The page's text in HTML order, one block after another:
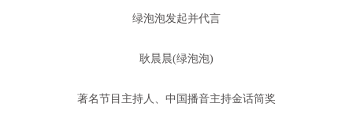
绿泡泡发起并代言
耿晨晨(绿泡泡)
著名节目主持人、中国播音主持金话筒奖